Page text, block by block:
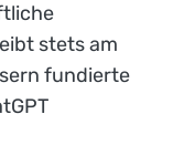
stets am
fundierte